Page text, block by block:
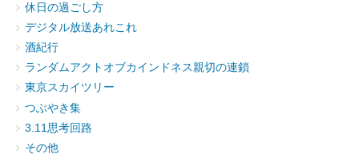
休日の過ごし方
デジタル放送あれこれ
酒紀行
ランダムアクトオブカインドネス親切の連鎖
東京スカイツリー
つぶやき集
3.11思考回路
その他